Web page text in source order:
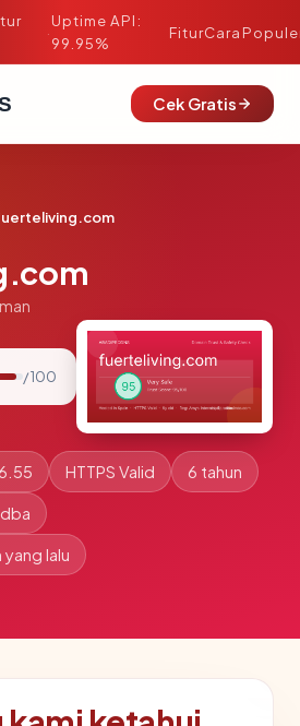
·
Uptime API:
99.95%
FiturCara
Cek Gratis
/ 100
HTTPS Valid 6 tahun
yang lalu